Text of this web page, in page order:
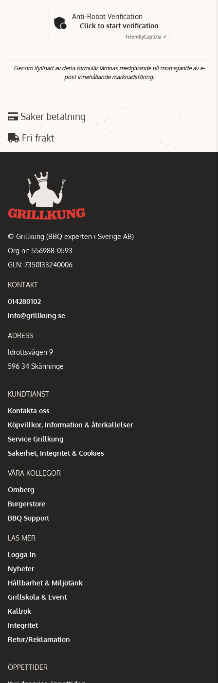
Anti-Robot Verification
Click to start verification
FriendlyCaptcha ⇗
Genom ifyllnad av detta formulär lämnas medgivande till mottagande av e-
post innehållande marknadsföring.
Säker betalning
Fri frakt
© Grillkung (BBQ experten i Sverige AB)
Org nr: 556988-0593
GLN: 7350133240006
KONTAKT
014280102
info@grillkung.se
ADRESS
Idrottsvägen 9
596 34 Skänninge
KUNDTJÄNST
Kontakta oss
Köpvillkor, Information & återkallelser
Service Grillkung
Säkerhet, Integritet & Cookies
VÅRA KOLLEGOR
Omberg
Burgerstore
BBQ Support
LÄS MER
Logga in
Nyheter
Hållbarhet & Miljötänk
Grillskola & Event
Kallrök
Integritet
Retur/Reklamation
ÖPPETTIDER